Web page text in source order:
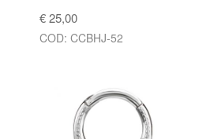
€ 25,00
COD: CCBHJ-52